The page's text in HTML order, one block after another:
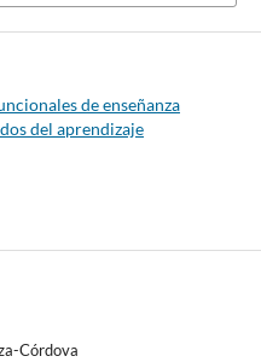
de enseñanza
del aprendizaje
Córdova